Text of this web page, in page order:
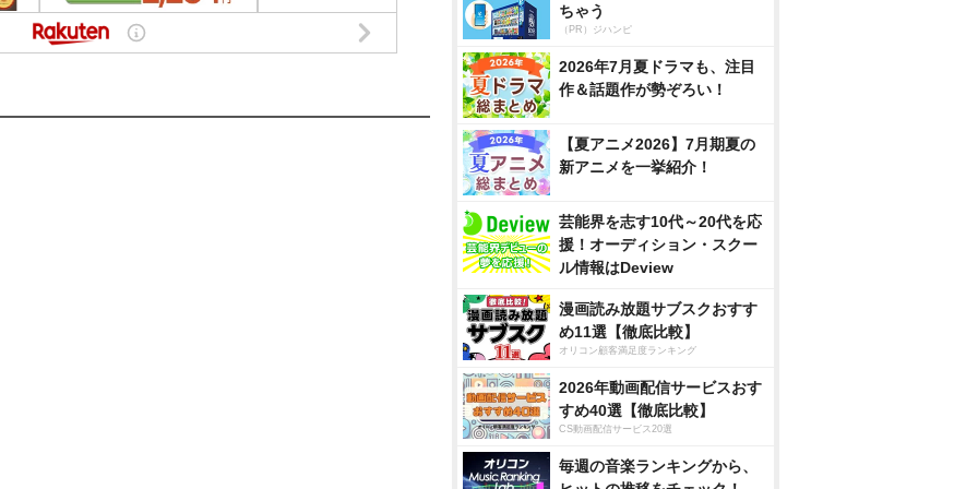
ちゃう
（PR）ジハンピ
2026年7月夏ドラマも、注目
作＆話題作が勢ぞろい！
【夏アニメ2026】7月期夏の
新アニメを一挙紹介！
芸能界を志す10代～20代を応
援！オーディション・スクー
ル情報はDeview
漫画読み放題サブスクおすす
め11選【徹底比較】
オリコン顧客満足度ランキング
2026年動画配信サービスおす
すめ40選【徹底比較】
CS動画配信サービス20選
毎週の音楽ランキングから、